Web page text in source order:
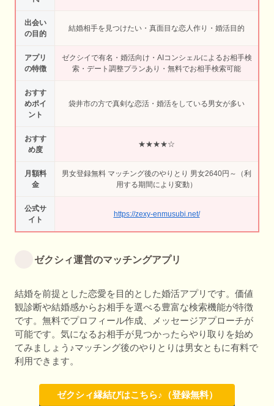
出会い
の目的
結婚相手を見つけたい・真面目な恋人作り・婚活目的
アプリ
の特徴
ゼクシイで有名・婚活向け・AIコンシェルによるお相手検
索・デート調整プランあり・無料でお相手検索可能
おすす
めポイ
ント
袋井市の方で真剣な恋活・婚活をしている男女が多い
おすす
め度
★★★★☆
月額料
金
男女登録無料 マッチング後のやりとり 男女2640円～（利
用する期間により変動）
公式サ
イト
https://zexy-enmusubi.net/
ゼクシィ運営のマッチングアプリ
結婚を前提とした恋愛を目的とした婚活アプリです。価値
観診断や結婚感からお相手を選べる豊富な検索機能が特徴
です。無料でプロフィール作成、メッセージアプローチが
可能です。気になるお相手が見つかったらやり取りを始め
てみましょう♪マッチング後のやりとりは男女ともに有料で
利用できます。
ゼクシィ縁結びはこちら♪（登録無料）